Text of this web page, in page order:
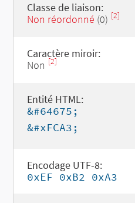
Classe de liaison:
Non réordonné (0) [2]
Caractère miroir:
Non [2]
Entité HTML:
&#64675;
&#xFCA3;
Encodage UTF-8:
0xEF 0xB2 0xA3